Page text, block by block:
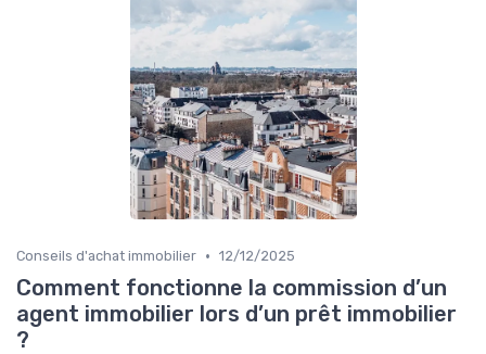
Conseils d'achat immobilier • 12/12/2025
Comment fonctionne la commission d’un
agent immobilier lors d’un prêt immobilier
?